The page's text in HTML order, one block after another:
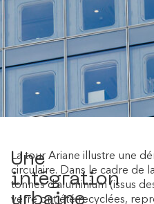
Une
intégration
urbaine
La tour Ariane illustre une
circulaire. Dans le cadre de
tonnes d’aluminium (issus
verre ont été recyclées,